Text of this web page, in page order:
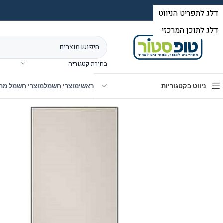
בחירת קטגוריה
ניווט בקטגוריות ראשימוצרי חשמלמוצרי חשמל